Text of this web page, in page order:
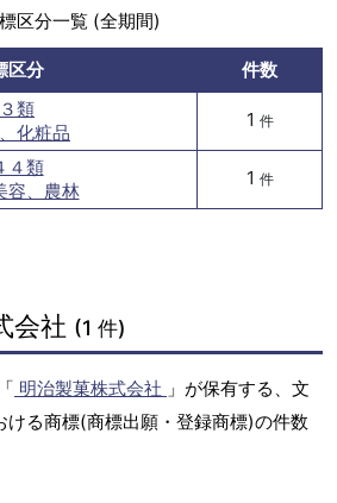
区分一覧 (全期間)
区分
件数
類
化粧品
1 件
４類
容、農林
1 件
会社 (1 件)
明治製菓株式会社 」が保有する、文
る商標(商標出願・登録商標)の件数